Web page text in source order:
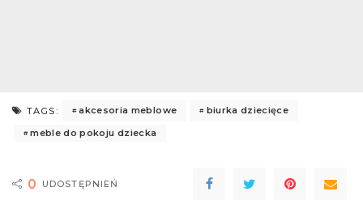
TAGS: akcesoria meblowe
biurka dziecięce
meble do pokoju dziecka
0 UDOSTĘPNIEŃ